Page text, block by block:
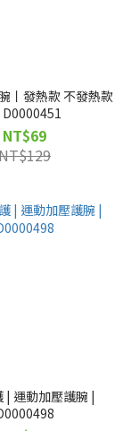
熱款 不發熱款
D0000451
NT$69
| 運動加壓護腕 |